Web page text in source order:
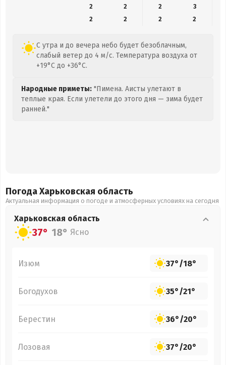
2
2 2
3
2
2 2 2
С утра и до вечера небо будет безоблачным,
слабый ветер до 4 м/с. Температура воздуха от
+19°C до +36°C.
Народные приметы: "Пимена. Аисты улетают в
теплые края. Если улетели до этого дня — зима будет
ранней."
Погода Харьковская область
Актуальная информация о погоде и атмосферных условиях на сегодня
Харьковская область
37° 18° Ясно
Изюм 37°/18°
Богодухов 35°/21°
Берестин 36°/20°
Лозовая 37°/20°